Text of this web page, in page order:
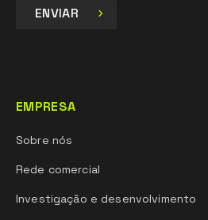
ENVIAR
EMPRESA
Sobre nós
Rede comercial
Investigação e desenvolvimento